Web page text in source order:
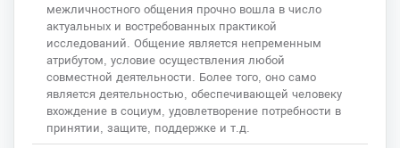
межличностного общения прочно вошла в число
актуальных и востребованных практикой
исследований. Общение является непременным
атрибутом, условие осуществления любой
совместной деятельности. Более того, оно само
является деятельностью, обеспечивающей человеку
вхождение в социум, удовлетворение потребности в
принятии, защите, поддержке и т.д.